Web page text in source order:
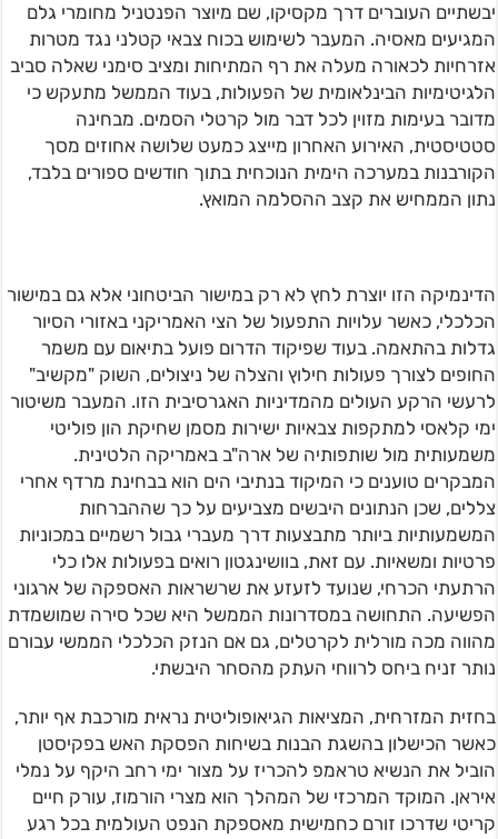
יבשתיים העוברים דרך מקסיקו, שם מיוצר הפנטניל מחומרי גלם
המגיעים מאסיה. המעבר לשימוש בכוח צבאי קטלני נגד מטרות
אזרחיות לכאורה מעלה את רף המתיחות ומציב סימני שאלה סביב
הלגיטימיות הבינלאומית של הפעולות, בעוד הממשל מתעקש כי
מדובר בעימות מזוין לכל דבר מול קרטלי הסמים. מבחינה
סטטיסטית, האירוע האחרון מייצג כמעט שלושה אחוזים מסך
הקורבנות במערכה הימית הנוכחית בתוך חודשים ספורים בלבד,
נתון הממחיש את קצב ההסלמה המואץ.
הדינמיקה הזו יוצרת לחץ לא רק במישור הביטחוני אלא גם במישור
הכלכלי, כאשר עלויות התפעול של הצי האמריקני באזורי הסיור
גדלות בהתאמה. בעוד שפיקוד הדרום פועל בתיאום עם משמר
החופים לצורך פעולות חילוץ והצלה של ניצולים, השוק "מקשיב"
לרעשי הרקע העולים מהמדיניות האגרסיבית הזו. המעבר משיטור
ימי קלאסי למתקפות צבאיות ישירות מסמן שחיקת הון פוליטי
משמעותית מול שותפותיה של ארה"ב באמריקה הלטינית.
המבקרים טוענים כי המיקוד בנתיבי הים הוא בבחינת מרדף אחרי
צללים, שכן הנתונים היבשים מצביעים על כך שההברחות
המשמעותיות ביותר מתבצעות דרך מעברי גבול רשמיים במכוניות
פרטיות ומשאיות. עם זאת, בוושינגטון רואים בפעולות אלו כלי
הרתעתי הכרחי, שנועד לזעזע את שרשראות האספקה של ארגוני
הפשיעה. התחושה במסדרונות הממשל היא שכל סירה שמושמדת
מהווה מכה מורלית לקרטלים, גם אם הנזק הכלכלי הממשי עבורם
נותר זניח ביחס לרווחי העתק מהסחר היבשתי.
בחזית המזרחית, המציאות הגיאופוליטית נראית מורכבת אף יותר,
כאשר הכישלון בהשגת הבנות בשיחות הפסקת האש בפקיסטן
הוביל את הנשיא טראמפ להכריז על מצור ימי רחב היקף על נמלי
איראן. המוקד המרכזי של המהלך הוא מצרי הורמוז, עורק חיים
קריטי שדרכו זורם כחמישית מאספקת הנפט העולמית בכל רגע